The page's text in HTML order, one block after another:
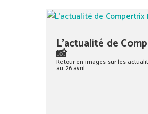
L’actualité de
📸
Retour en images sur les
au 26 avril.